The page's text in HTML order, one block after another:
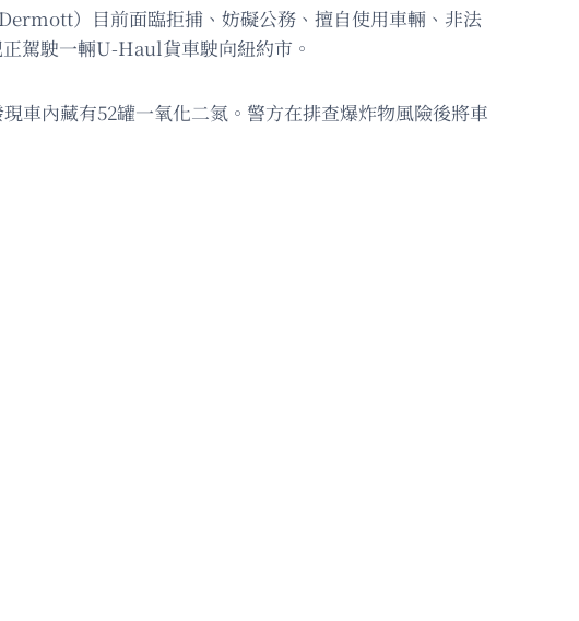
）目前面臨拒捕、妨礙公務、擅自使用車輛、非法
駕駛一輛U-Haul貨車駛向紐約市。
車內藏有52罐一氧化二氮。警方在排查爆炸物風險後將車